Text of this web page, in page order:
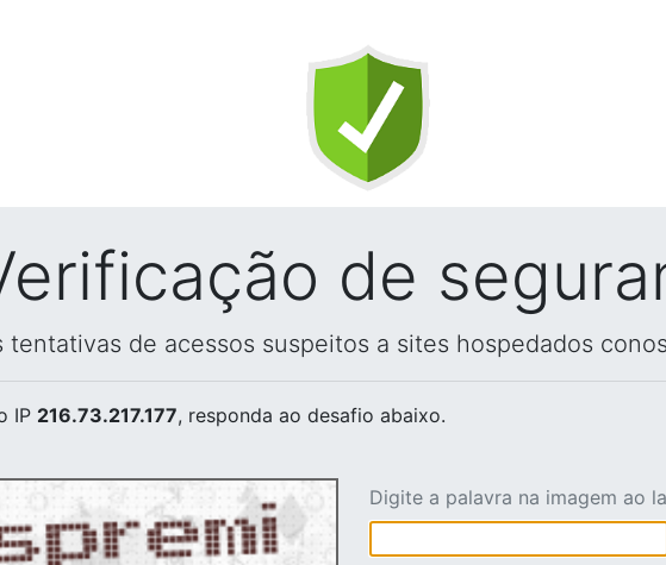
de
tentativas de acessos suspeitos a sites hospedados
IP 216.73.217.177, responda ao desafio abaixo.
Digite a palavra na imagem ao